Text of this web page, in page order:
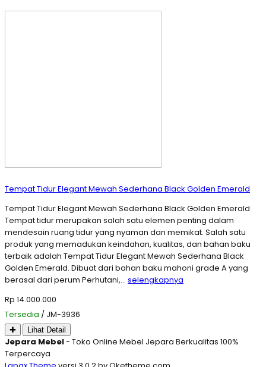
Tempat Tidur Elegant Mewah Sederhana Black Golden Emerald
Tempat Tidur Elegant Mewah Sederhana Black Golden Emerald
Tempat tidur merupakan salah satu elemen penting dalam
mendesain ruang tidur yang nyaman dan memikat. Salah satu
produk yang memadukan keindahan, kualitas, dan bahan baku
terbaik adalah Tempat Tidur Elegant Mewah Sederhana Black
Golden Emerald. Dibuat dari bahan baku mahoni grade A yang
berasal dari perum Perhutani,… selengkapnya
Rp 14.000.000
Tersedia / JM-3936
✚ Lihat Detail
Jepara Mebel- Toko Online Mebel Jepara Berkualitas 100%
Terpercaya